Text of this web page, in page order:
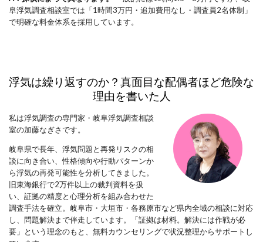
阜浮気調査相談室では「1時間3万円・追加費用なし・調査員2名体制」
で明確な料金体系を採用しています。
浮気は繰り返すのか？真面目な配偶者ほど危険な
理由を書いた人
私は浮気調査の専門家・岐阜浮気調査相談
室の加藤なぎさです。
岐阜県で長年、浮気問題と再発リスクの相
談に向き合い、性格傾向や行動パターンか
ら浮気の再発可能性を分析してきました。
旧東海銀行で2万件以上の裁判資料を扱
い、証拠の精度と心理分析を組み合わせた
調査手法を確立。岐阜市・大垣市・各務原市など県内全域の相談に対応
し、問題解決まで伴走しています。「証拠は材料。解決には作戦が必
要」という理念のもと、無料カウンセリングで状況整理からサポートし